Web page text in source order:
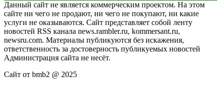
Данный сайт не является коммерческим проектом. На этом
сайте ни чего не продают, ни чего не покупают, ни какие
услуги не оказываются. Сайт представляет собой ленту
новостей RSS канала news.rambler.ru, kommersant.ru,
newsru.com. Материалы публикуются без искажения,
ответственность за достоверность публикуемых новостей
Администрация сайта не несёт.
Сайт от bmb2 @ 2025